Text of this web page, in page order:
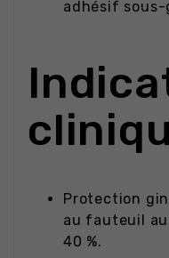
adhésif
Protection
au fauteuil
40 %.